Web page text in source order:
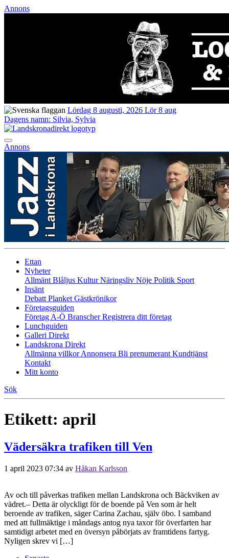
Annons
Lördag 8 augusti, 2026 Lör 8 aug
Dagens namn: Silvia, Sylvia
Annons
Ettan
Nyheter
Allmänt Blåljus KulturNäringsliv Nöje Politik Sport
Insänt
Debatt Planket Gästkrönikor
Företagsguiden
Företag A-Ö BranscherRegistrera ditt företag
Lunchguiden
Galleri Direkt
Landskrona Direkt
Allmänna villkorAnnonsera Bli prenumerant Kundtjänst
Kontakt
Mitt konto
Sök
Etikett: april
Vädersäkra trafiken till Ven
1 april 2023 07:34 av Håkan Karlsson
Av och till påverkas trafiken mellan Landskrona och Bäckviken av
vädret.– Detta är olyckligt för de boende på Ven som är helt
beroende av trafiken, säger Carina Zachau, själv öbo. I samband
med att fullmäktige i måndags antog nya taxor för överfarten har
samtidigt arbetet med en översyn påbörjats av framtidens fartyg.
Nyligen skrev vi […]